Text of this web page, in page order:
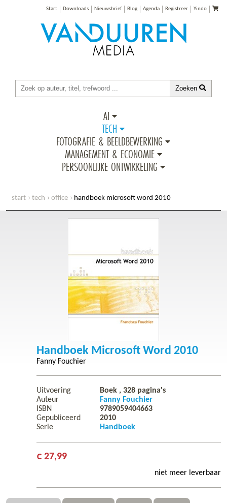
Start Downloads Nieuwsbrief Blog Agenda Registreer Yindo
Zoeken
AI
TECH
FOTOGRAFIE & BEELDBEWERKING
MANAGEMENT & ECONOMIE
PERSOONLIJKE ONTWIKKELING
start tech office handboek microsoft word 2010
Handboek Microsoft Word 2010
Fanny Fouchier
Uitvoering Boek , 328 pagina's
Auteur
Fanny Fouchier
ISBN
9789059404663
Gepubliceerd
2010
Serie
Handboek
€ 27,99
niet meer leverbaar